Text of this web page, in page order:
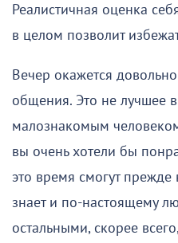
Реалистичная оценка
в целом позволит
Вечер окажется
общения. Это не лучшее
малознакомым
вы очень хотели бы
это время смогут прежде
знает и по-настоящему
остальными, скорее